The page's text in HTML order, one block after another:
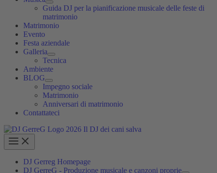
Guida DJ per la pianificazione musicale delle feste di
matrimonio
Matrimonio
Evento
Festa aziendale
Galleria
Tecnica
Ambiente
BLOG
Impegno sociale
Matrimonio
Anniversari di matrimonio
Contattateci
DJ Gerreg Homepage
DJ GerreG - Produzione musicale e canzoni proprie